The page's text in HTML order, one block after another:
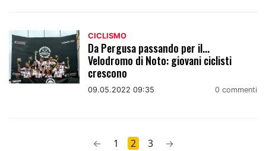
CICLISMO
Da Pergusa passando per il...
Velodromo di Noto: giovani ciclisti
crescono
09.05.2022 09:35 0 commenti
← 1 2 3 →